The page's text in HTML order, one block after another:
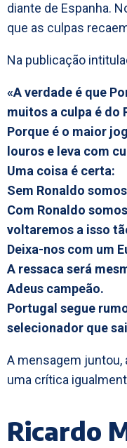
diante de Espanha.
que as culpas
Na publicação
«A verdade é que
muitos a culpa é do
Porque é o maior
louros e leva com
Uma coisa é certa:
Sem Ronaldo
Com Ronaldo
voltaremos a isso
Deixa-nos com um
A ressaca será
Adeus campeão.
Portugal segue
selecionador que
A mensagem juntou,
uma crítica
Ricardo